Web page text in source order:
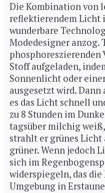
Die Kombination von
reflektierendem Licht
wunderbare
Modedesigner anzog.
Stoff aufgeladen,
Sonnenlicht oder
ausgesetzt wird.
es das Licht schnell
zu 8 Stunden im
tagsüber milchig
strahlt er grünes Licht
grüner. Wenn jedoch
sich im
widerspiegeln, das
Umgebung in